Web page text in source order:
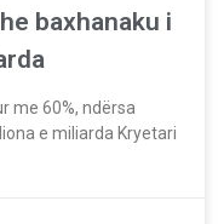
baxhanaku i
me 60%, ndërsa
e miliarda Kryetari